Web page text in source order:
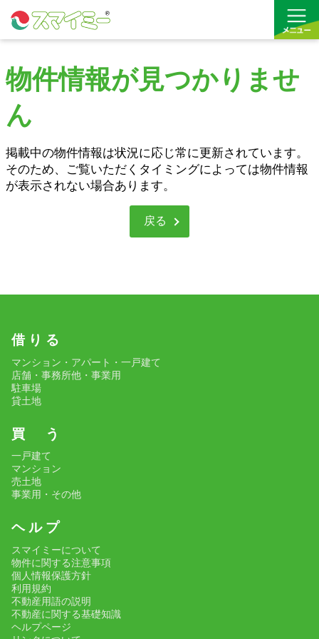
借りる
買う
お気に入り
物件情報が見つかりませ
ん
掲載中の物件情報は状況に応じ常に更新されています。
そのため、ご覧いただくタイミングによっては物件情報
が表示されない場合あります。
戻る
借 り る
マンション・アパート・一戸建て
店舗・事務所他・事業用
駐車場
貸土地
買 う
一戸建て
マンション
売土地
事業用・その他
ヘ ル プ
スマイミーについて
物件に関する注意事項
個人情報保護方針
利用規約
不動産用語の説明
不動産に関する基礎知識
ヘルプページ